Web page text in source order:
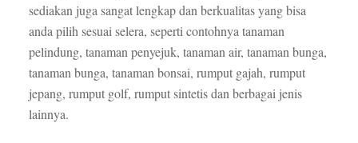
sediakan juga sangat lengkap dan berkualitas yang bisa
anda pilih sesuai selera, seperti contohnya tanaman
pelindung, tanaman penyejuk, tanaman air, tanaman bunga,
tanaman bunga, tanaman bonsai, rumput gajah, rumput
jepang, rumput golf, rumput sintetis dan berbagai jenis
lainnya.